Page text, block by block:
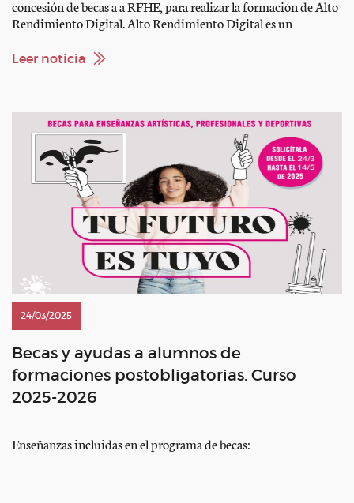
concesión de becas a a RFHE, para realizar la formación de Alto
Rendimiento Digital. Alto Rendimiento Digital es un
mejore sus capacidades en digitalización, innovación y
Leer noticia
24/03/2025
Becas y ayudas a alumnos de
formaciones postobligatorias. Curso
2025-2026
Enseñanzas incluidas en el programa de becas: